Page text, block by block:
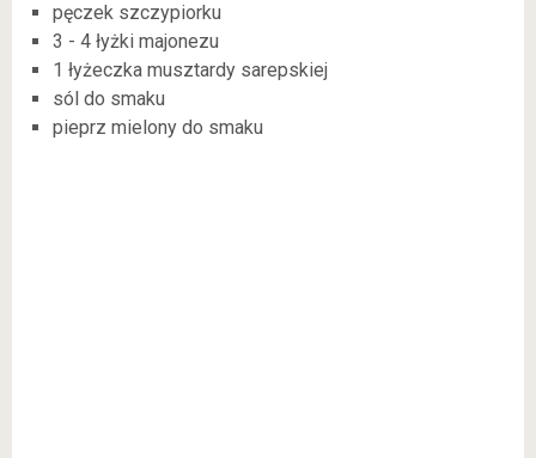
pęczek szczypiorku
3 - 4 łyżki majonezu
1 łyżeczka musztardy sarepskiej
sól do smaku
pieprz mielony do smaku